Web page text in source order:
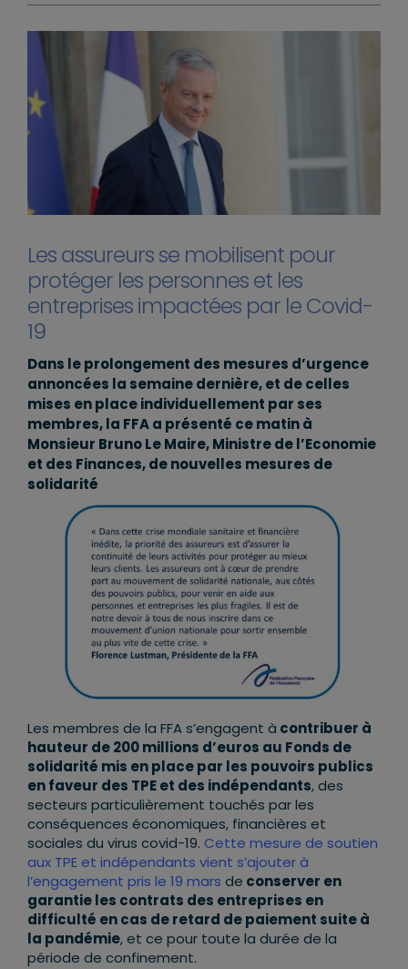
Les assureurs se mobilisent pour
protéger les personnes et les
entreprises impactées par le Covid-
19
Dans le prolongement des mesures d’urgence
annoncées la semaine dernière, et de celles
mises en place individuellement par ses
membres, la FFA a présenté ce matin à
Monsieur Bruno Le Maire, Ministre de l’Economie
et des Finances, de nouvelles mesures de
solidarité
Les membres de la FFA s’engagent à contribuer à
hauteur de 200 millions d’euros au Fonds de
solidarité mis en place par les pouvoirs publics
en faveur des TPE et des indépendants, des
secteurs particulièrement touchés par les
conséquences économiques, financières et
sociales du virus covid-19. Cette mesure de soutien
aux TPE et indépendants vient s’ajouter à
l’engagement pris le 19 mars de conserver en
garantie les contrats des entreprises en
difficulté en cas de retard de paiement suite à
la pandémie, et ce pour toute la durée de la
période de confinement.